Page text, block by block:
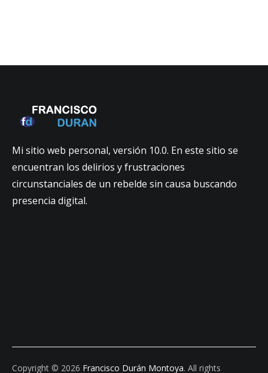
Mi sitio web personal, versión 10.0. En este sitio se
encuentran los delirios y frustraciones
circunstanciales de un rebelde sin causa buscando
presencia digital.
Copyright © 2026 Francisco Durán Montoya. All rights